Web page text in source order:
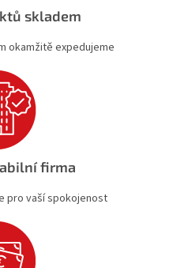
skladem
okamžitě expedujeme
firma
pro vaší spokojenost